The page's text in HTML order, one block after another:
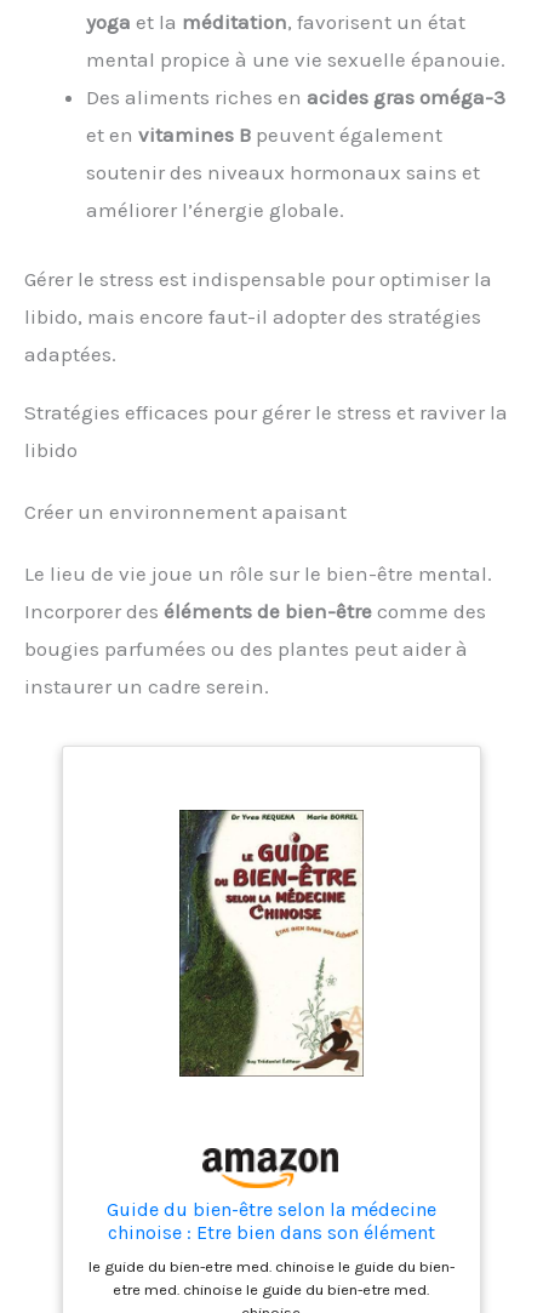
yoga et la méditation, favorisent un état
mental propice à une vie sexuelle épanouie.
Des aliments riches en acides gras oméga-3
et en vitamines B peuvent également
soutenir des niveaux hormonaux sains et
améliorer l’énergie globale.
Gérer le stress est indispensable pour optimiser la
libido, mais encore faut-il adopter des stratégies
adaptées.
Stratégies efficaces pour gérer le stress et raviver la
libido
Créer un environnement apaisant
Le lieu de vie joue un rôle sur le bien-être mental.
Incorporer des éléments de bien-être comme des
bougies parfumées ou des plantes peut aider à
instaurer un cadre serein.
Guide du bien-être selon la médecine
chinoise : Etre bien dans son élément
le guide du bien-etre med. chinoise le guide du bien-
etre med. chinoise le guide du bien-etre med.